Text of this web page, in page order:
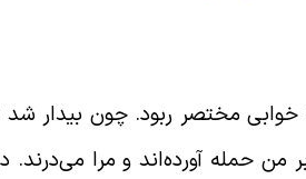
مختصر ربود. چون بیدار
حمله آورده‌اند و مرا